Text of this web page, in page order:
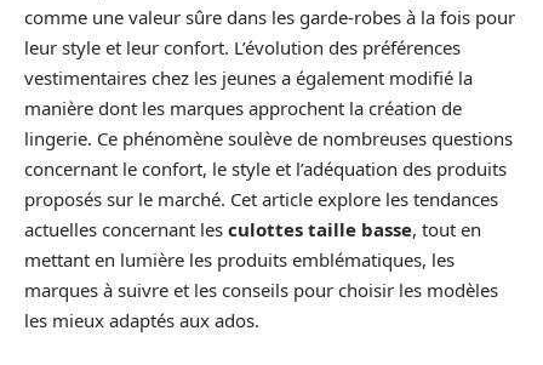
comme une valeur sûre dans les garde-robes à la fois pour
leur style et leur confort. L’évolution des préférences
vestimentaires chez les jeunes a également modifié la
manière dont les marques approchent la création de
lingerie. Ce phénomène soulève de nombreuses questions
concernant le confort, le style et l’adéquation des produits
proposés sur le marché. Cet article explore les tendances
actuelles concernant les culottes taille basse, tout en
mettant en lumière les produits emblématiques, les
marques à suivre et les conseils pour choisir les modèles
les mieux adaptés aux ados.